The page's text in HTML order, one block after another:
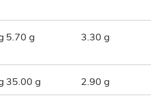
5.70 g 3.30 g
35.00 g 2.90 g